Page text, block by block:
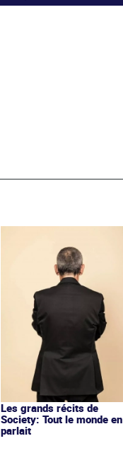
Les grands récits de
Society: Tout le monde en
parlait